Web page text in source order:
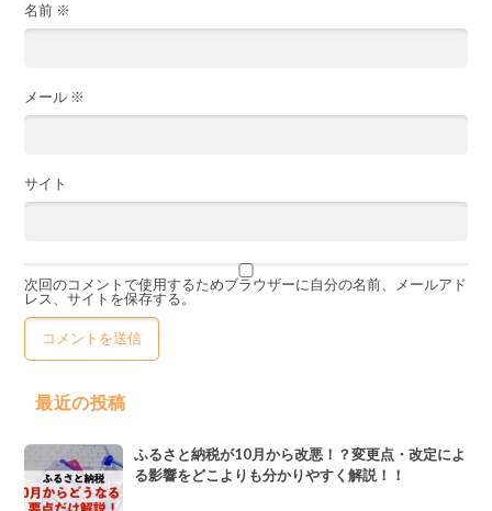
名前 ※
メール ※
サイト
次回のコメントで使用するためブラウザーに自分の名前、メールアド
レス、サイトを保存する。
最近の投稿
ふるさと納税が10月から改悪！？変更点・改定によ
る影響をどこよりも分かりやすく解説！！